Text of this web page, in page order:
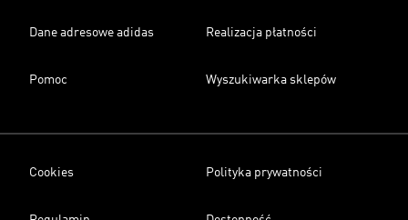
Dane adresowe adidas Realizacja płatności
Pomoc Wyszukiwarka sklepów
Cookies Polityka prywatności